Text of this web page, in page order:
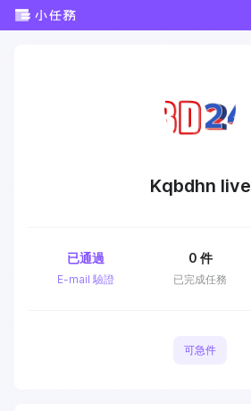
Kqbdhn live
E-mail 驗證
已通過
已完成任務
0 件
可急件